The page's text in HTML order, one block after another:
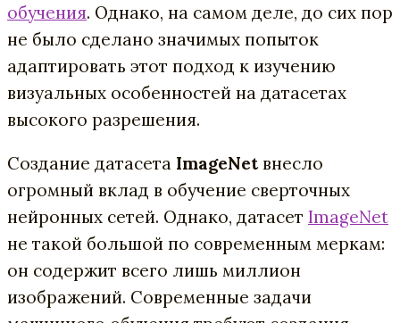
обучения. Однако, на самом деле, до сих пор
не было сделано значимых попыток
адаптировать этот подход к изучению
визуальных особенностей на датасетах
высокого разрешения.
Создание датасета ImageNetвнесло
огромный вклад в обучение сверточных
нейронных сетей. Однако, датасет ImageNet
не такой большой по современным меркам:
он содержит всего лишь миллион
изображений. Современные задачи